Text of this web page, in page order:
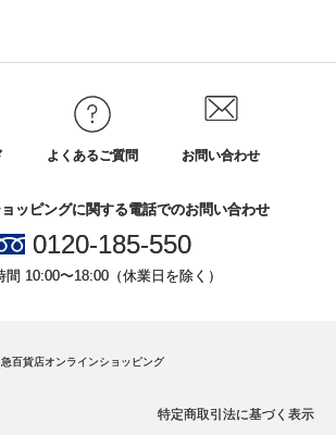
よくあるご質問 お問い合わせ
ッピングに関する電話でのお問い合わせ
0120-185-550
間 10:00〜18:00（休業日を除く）
百貨店オンラインショッピング
特定商取引法に基づく表示